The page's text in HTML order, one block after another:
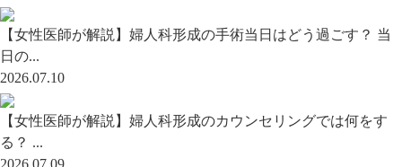
【女性医師が解説】婦人科形成の手術当日はどう過ごす？ 当
日の...
2026.07.10
【女性医師が解説】婦人科形成のカウンセリングでは何をす
る？ ...
2026.07.09